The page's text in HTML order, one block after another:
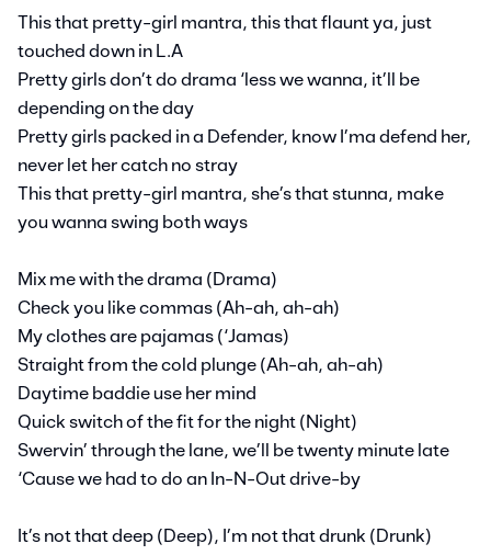
This that pretty-girl mantra, this that flaunt ya, just
touched down in L.A
Pretty girls don’t do drama ‘less we wanna, it’ll be
depending on the day
Pretty girls packed in a Defender, know I’ma defend her,
never let her catch no stray
This that pretty-girl mantra, she’s that stunna, make
you wanna swing both ways
Mix me with the drama (Drama)
Check you like commas (Ah-ah, ah-ah)
My clothes are pajamas (‘Jamas)
Straight from the cold plunge (Ah-ah, ah-ah)
Daytime baddie use her mind
Quick switch of the fit for the night (Night)
Swervin’ through the lane, we’ll be twenty minute late
‘Cause we had to do an In-N-Out drive-by
It’s not that deep (Deep), I’m not that drunk (Drunk)